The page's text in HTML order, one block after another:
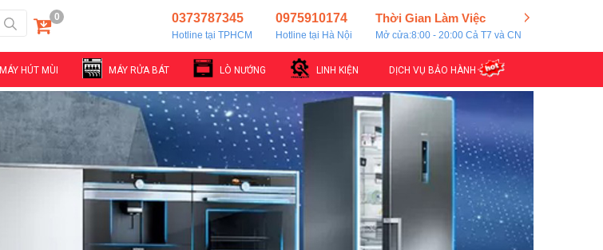
0 Thời Gian Làm Việc
Mở cửa:8:00 - 20:00 Cả T7 và CN
0975910174
Hotline tại Hà Nội
0373787345
Hotline tại TPHCM
MÁY HÚT MÙI MÁY RỬA BÁT LÒ NƯỚNG LINH KIỆN DỊCH VỤ BẢO HÀNH